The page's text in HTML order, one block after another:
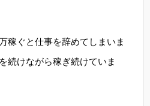
稼ぐと仕事を辞めてしまいま
続けながら稼ぎ続けていま